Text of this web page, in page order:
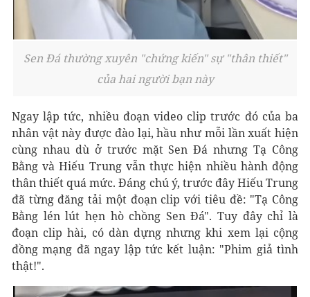
Sen Đá thường xuyên "chứng kiến" sự "thân thiết"
của hai người bạn này
Ngay lập tức, nhiều đoạn video clip trước đó của ba
nhân vật này được đào lại, hầu như mỗi lần xuất hiện
cùng nhau dù ở trước mặt Sen Đá nhưng Tạ Công
Bằng và Hiếu Trung vẫn thực hiện nhiều hành động
thân thiết quá mức. Đáng chú ý, trước đây Hiếu Trung
đã từng đăng tải một đoạn clip với tiêu đề: "Tạ Công
Bằng lén lút hẹn hò chồng Sen Đá". Tuy đây chỉ là
đoạn clip hài, có dàn dựng nhưng khi xem lại cộng
đồng mạng đã ngay lập tức kết luận: "Phim giả tình
thật!".